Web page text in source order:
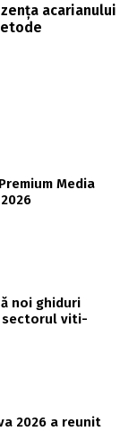
acarianului
Media
noi ghiduri
sectorul viti-
2026 a reunit